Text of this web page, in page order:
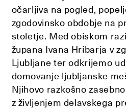
očarljiva na pogled,
zgodovinsko obdobje na
stoletje. Med obiskom
župana Ivana Hribarja v
Ljubljane ter odkrijemo
domovanje ljubljanske
Njihovo razkošno
z življenjem delavskega